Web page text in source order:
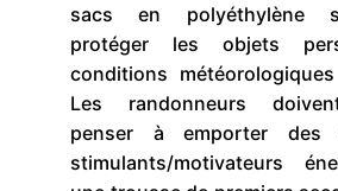
sacs en polyéthylène
protéger les objets
conditions
Les randonneurs
penser à emporter des
stimulants/motivateurs